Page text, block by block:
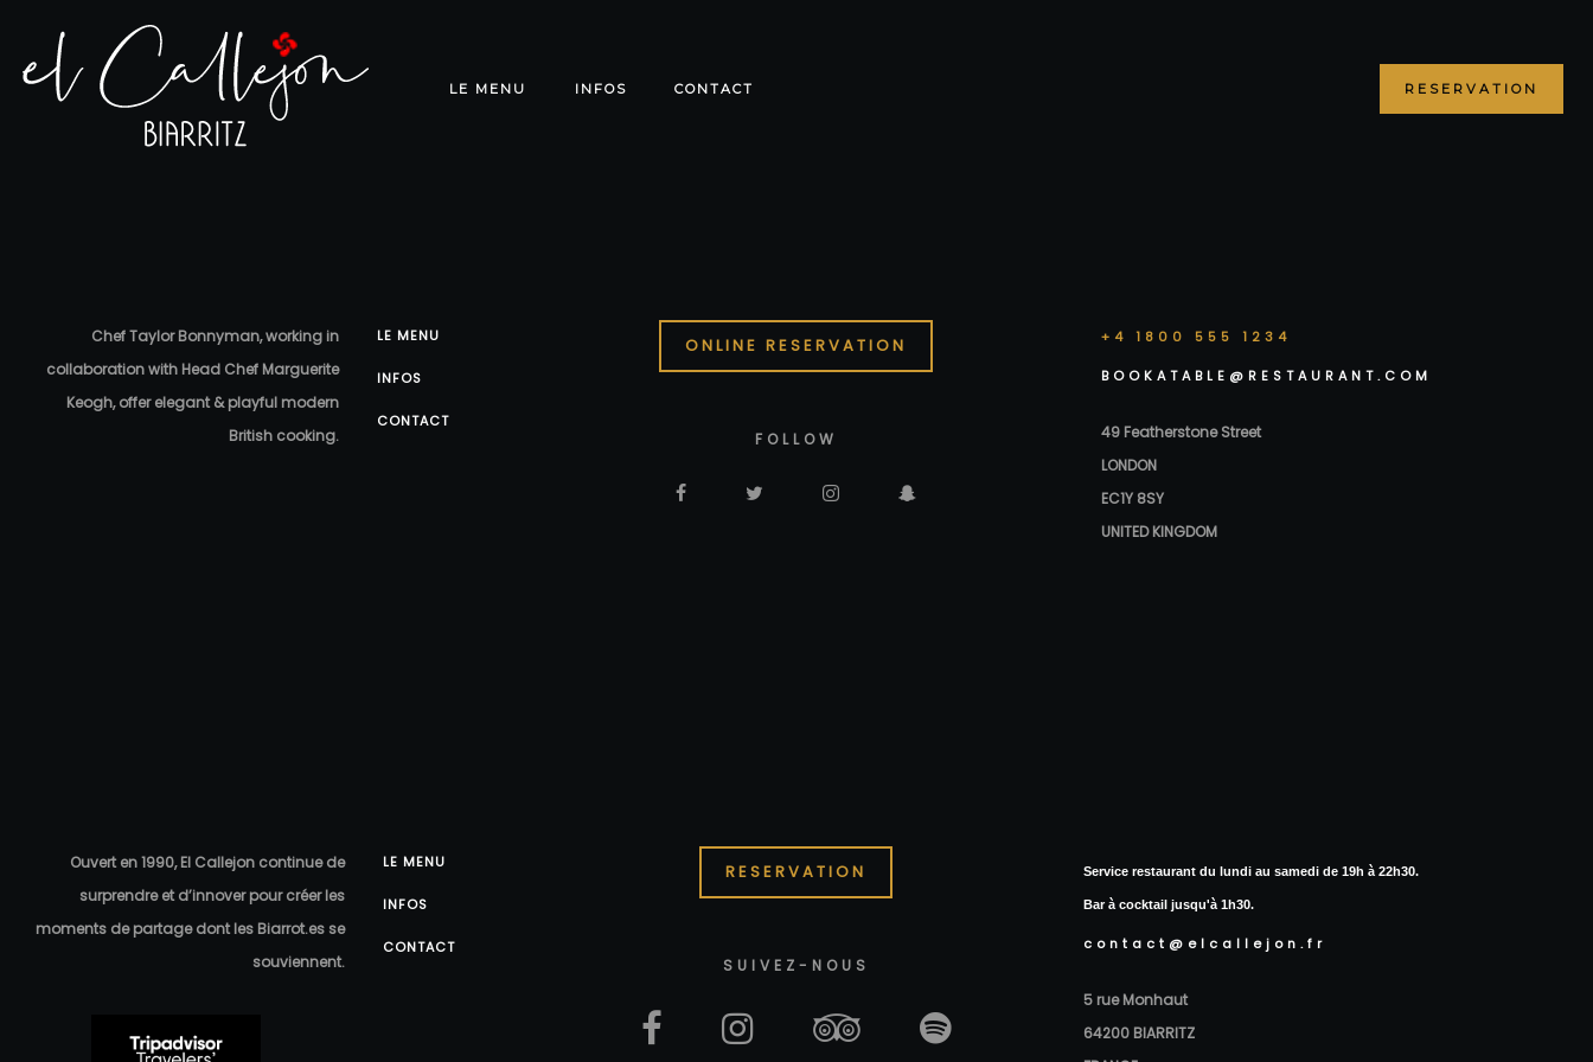
LE MENU INFOS CONTACT RESERVATION
Chef Taylor Bonnyman, working in
collaboration with Head Chef Marguerite
Keogh, offer elegant & playful modern
British cooking.
LE MENU
INFOS
CONTACT
ONLINE RESERVATION
FOLLOW
+4 1800 555 1234
BOOKATABLE@RESTAURANT.COM
49 Featherstone Street
LONDON
EC1Y 8SY
UNITED KINGDOM
Ouvert en 1990, El Callejon continue de
surprendre et d’innover pour créer les
moments de partage dont les Biarrot.es se
souviennent.
LE MENU
INFOS
CONTACT
RESERVATION
SUIVEZ-NOUS
Service restaurant du lundi au samedi de 19h à 22h30.
Bar à cocktail jusqu'à 1h30.
contact@elcallejon.fr
5 rue Monhaut
64200 BIARRITZ